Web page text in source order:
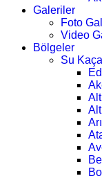
Galeriler
Foto
Video
Bölgeler
Su